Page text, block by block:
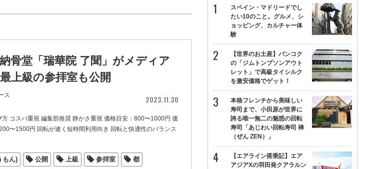
骨堂「瑞華院 了聞」がメディア
上級の参拝室も公開
ス 2023.11.30
コスパ重視 編集部推奨 静かさ重視 価格目安：800〜1000円 価
〜1500円 回転が速く短時間利用向き 回転と快適性のバランス
もん) 公開 上級 参拝室 都
スペイン・マドリードでし
たい10のこと。グルメ、シ
ョッピング、カルチャー体
験
【世界のお土産】バンコク
の「ジムトンプソンアウト
レット」で高級タイシルク
を激安価格でゲット！
本格フレンチから美味しい
寿司まで、小田原が世界に
誇る唯一無二の魅惑の回転
寿司「あじわい回転寿司 禅
（ぜん ZEN）」
【エアライン搭乗記】エア
アジアXの羽田発クアラルン